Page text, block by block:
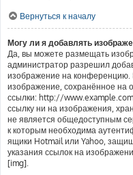
Вернуться к началу
Могу ли я добавлять
Да, вы можете размещать
администратор разрешил
изображение на конференцию.
изображение, сохранённое на
ссылки: http://
ссылку ни на изображения,
не является общедоступным
к которым необходима
ящики Hotmail или Yahoo,
указания ссылок на
[img].